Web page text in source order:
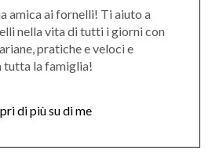
amica ai fornelli! Ti aiuto a
nella vita di tutti i giorni con
pratiche e veloci e
la famiglia!
di più su di me